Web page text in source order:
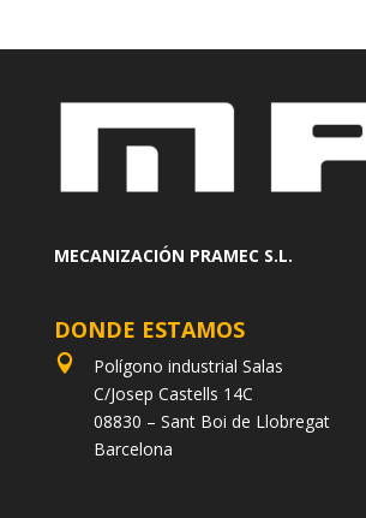
MECANIZACIÓN PRAMEC S.L.
DONDE ESTAMOS

Polígono industrial Salas
C/Josep Castells 14C
08830 – Sant Boi de Llobregat
Barcelona